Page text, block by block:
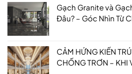
Gạch Granite và
Đâu? – Góc Nhìn Từ
CẢM HỨNG KIẾN
CHỐNG TRƠN – KHI